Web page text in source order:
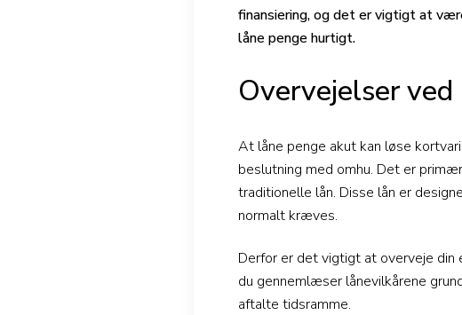
finansiering, og det er vigtigt at
låne penge hurtigt.
Overvejelser
At låne penge akut kan løse
beslutning med omhu. Det er
traditionelle lån. Disse lån er
normalt kræves.
Derfor er det vigtigt at overveje
du gennemlæser lånevilkårene
aftalte tidsramme.